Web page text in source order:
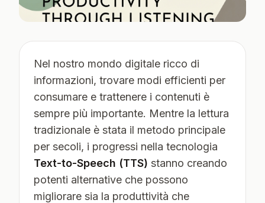
Nel nostro mondo digitale ricco di
informazioni, trovare modi efficienti per
consumare e trattenere i contenuti è
sempre più importante. Mentre la lettura
tradizionale è stata il metodo principale
per secoli, i progressi nella tecnologia
Text-to-Speech (TTS) stanno creando
potenti alternative che possono
migliorare sia la produttività che